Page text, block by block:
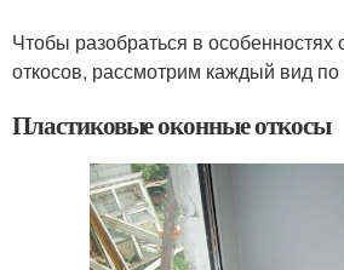
Чтобы разобраться в
откосов, рассмотрим каждый вид по
Пластиковые оконные откосы